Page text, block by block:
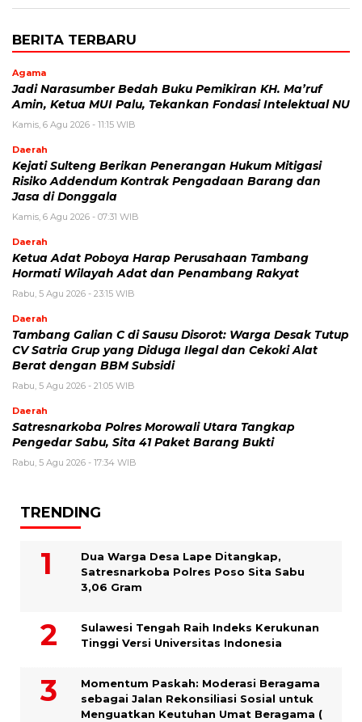
BERITA TERBARU
Agama
Jadi Narasumber Bedah Buku Pemikiran KH. Ma’ruf
Amin, Ketua MUI Palu, Tekankan Fondasi Intelektual NU
Kamis, 6 Agu 2026 - 11:15 WIB
Daerah
Kejati Sulteng Berikan Penerangan Hukum Mitigasi
Risiko Addendum Kontrak Pengadaan Barang dan
Jasa di Donggala
Kamis, 6 Agu 2026 - 07:31 WIB
Daerah
Ketua Adat Poboya Harap Perusahaan Tambang
Hormati Wilayah Adat dan Penambang Rakyat
Rabu, 5 Agu 2026 - 23:15 WIB
Daerah
Tambang Galian C di Sausu Disorot: Warga Desak Tutup
CV Satria Grup yang Diduga Ilegal dan Cekoki Alat
Berat dengan BBM Subsidi
Rabu, 5 Agu 2026 - 21:05 WIB
Daerah
Satresnarkoba Polres Morowali Utara Tangkap
Pengedar Sabu, Sita 41 Paket Barang Bukti
Rabu, 5 Agu 2026 - 17:34 WIB
TRENDING
Dua Warga Desa Lape Ditangkap,
Satresnarkoba Polres Poso Sita Sabu
3,06 Gram
Sulawesi Tengah Raih Indeks Kerukunan
Tinggi Versi Universitas Indonesia
Momentum Paskah: Moderasi Beragama
sebagai Jalan Rekonsiliasi Sosial untuk
Menguatkan Keutuhan Umat Beragama (